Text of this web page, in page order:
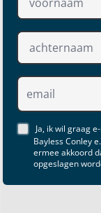
Ja, ik wil graag
Bayless Conley
ermee akkoord
opgeslagen